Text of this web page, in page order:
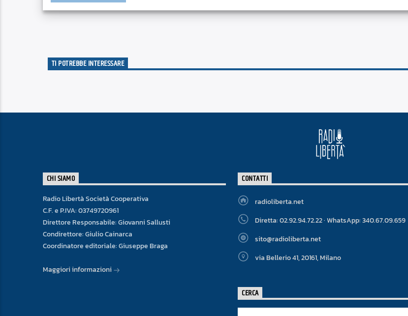
TI POTREBBE INTERESSARE
CHI SIAMO
Radio Libertà Società Cooperativa
C.F. e P.IVA: 03749720961
Direttore Responsabile: Giovanni Sallusti
Condirettore: Giulio Cainarca
Coordinatore editoriale: Giuseppe Braga
Maggiori informazioni
CONTATTI
radioliberta.net
Diretta: 02.92.94.72.22 · WhatsApp: 340.67.09.659
sito@radioliberta.net
via Bellerio 41, 20161, Milano
CERCA